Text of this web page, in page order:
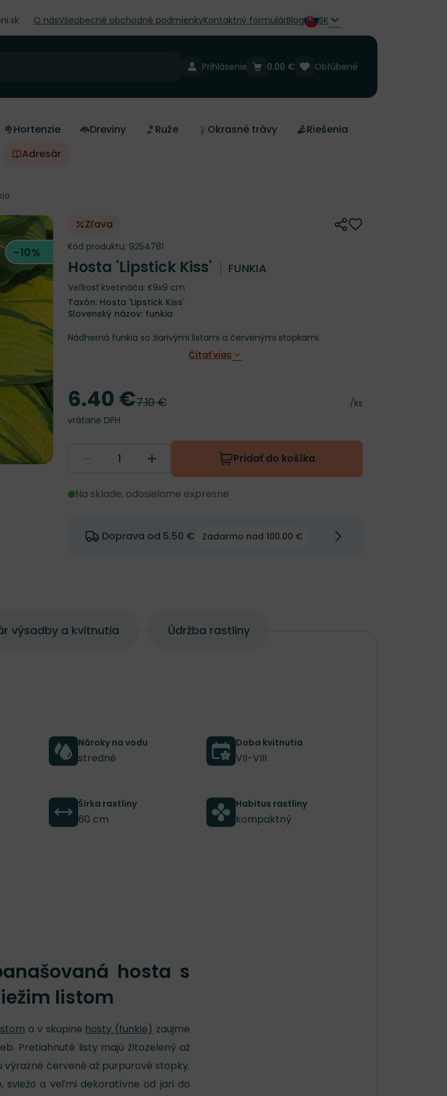
O násVšeobecné obchodné podmienkyKontaktný formulárBlog SK
Prihlásenie Obľúbené
0.00 €
Hortenzie Dreviny Ruže Okrasné trávy
Riešenia
Adresár
-10%
Zľava ZdieľaťOdober do
Kód produktu: 9254781
Hosta 'Lipstick Kiss' FUNKIA
Veľkosť kvetináča: K9x9 cm
Taxón: Hosta 'Lipstick Kiss'
Slovenský názov: funkia
Nádherná funkia so žiarivými listami a červenými stopkami.
Čítať viac
Pôvodná cena
7.10 € Cena za kus
/ks
Cena
6.40 €
vrátane DPH
Pridať do košíka
Na sklade, odosielame expresne
Doprava od 5.50 € Zadarmo nad 100.00 €
výsadby a kvitnutia Údržba rastliny
Nároky na vodu
stredné
Doba kvitnutia
VII-VIII
Šírka rastliny
60 cm
Habitus rastliny
kompaktný
hosta s
listom
a v skupine hosty (funkie) zaujme
Pretiahnuté listy majú žltozelený až
výrazné červené až purpurové stopky.
a veľmi dekoratívne od jari do